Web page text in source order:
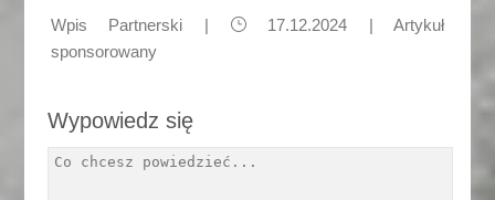
Wpis Partnerski | 17.12.2024 |Artykuł
sponsorowany
Wypowiedz się